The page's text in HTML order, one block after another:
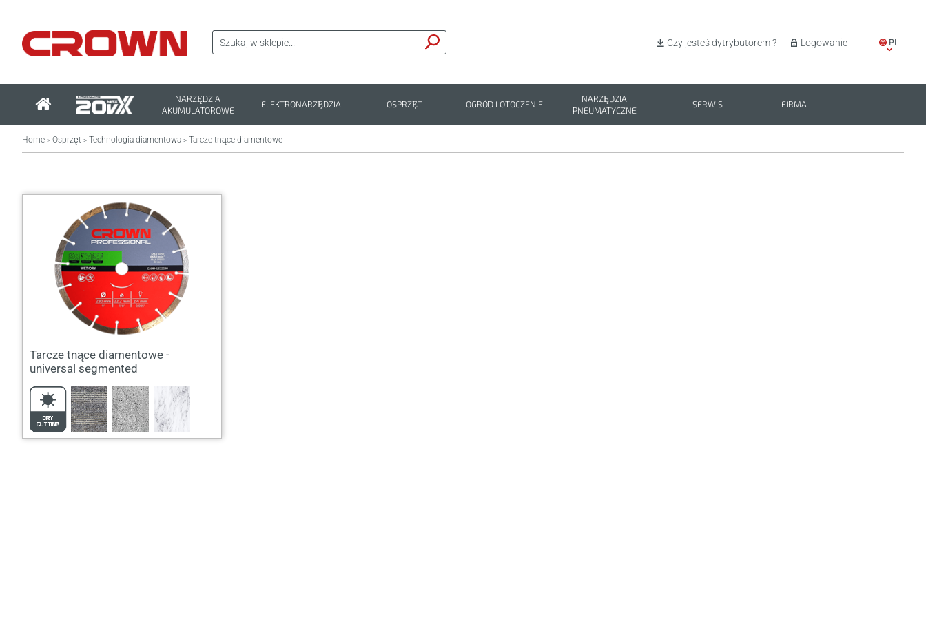
PL
Logowanie
Czy jesteś dytrybutorem ?
NARZĘDZIA
AKUMULATOROWE
ELEKTRONARZĘDZIA OSPRZĘT OGRÓD I OTOCZENIE
NARZĘDZIA
PNEUMATYCZNE
SERWIS FIRMA
Home > Osprzęt > Technologia diamentowa > Tarcze tnące diamentowe
Tarcze tnące diamentowe -
universal segmented